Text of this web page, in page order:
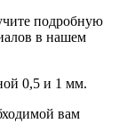
подробную
в нашем
0,5 и 1 мм.
вам